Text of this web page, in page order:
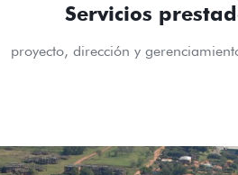
Servicios
proyecto, dirección y